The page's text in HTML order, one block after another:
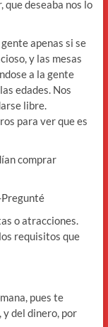
que deseaba nos lo
apenas si se
y las mesas
a la gente
edades. Nos
libre.
para ver que es
comprar
Pregunté
o atracciones.
requisitos que
pues te
del dinero, por